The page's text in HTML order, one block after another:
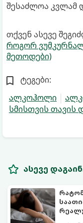
შესაძლოა კვლამ
თქვენ ასევე
როგორ
მეთოდები)
ტეგები:
ალკოჰოლი
სმისთვის თავის
ასევე